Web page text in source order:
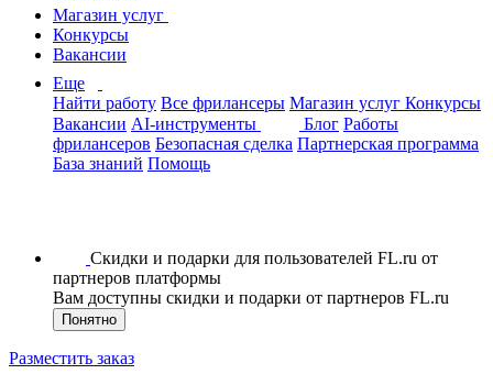
Магазин услуг
Конкурсы
Вакансии
Еще
Найти работу Все фрилансеры Магазин услуг Конкурсы
Вакансии AI-инструменты Блог Работы
фрилансеров Безопасная сделка Партнерская программа
База знаний Помощь
Скидки и подарки для пользователей FL.ru от
партнеров платформы
Вам доступны скидки и подарки от партнеров FL.ru
Понятно
Разместить заказ